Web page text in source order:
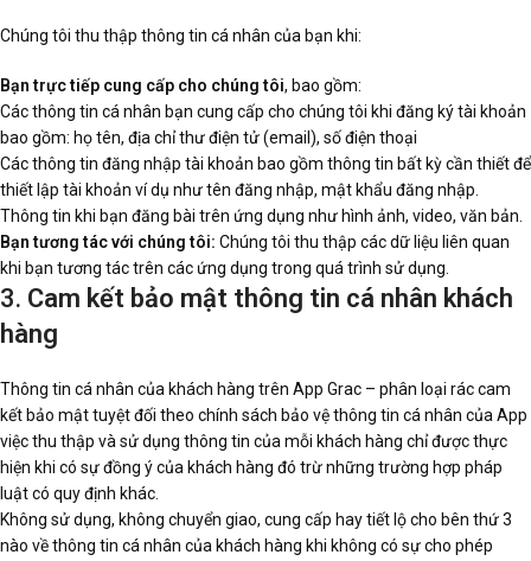
Chúng tôi thu thập thông tin cá nhân của bạn khi:
Bạn trực tiếp cung cấp cho chúng tôi, bao gồm:
Các thông tin cá nhân bạn cung cấp cho chúng tôi khi đăng ký tài khoản
bao gồm: họ tên, địa chỉ thư điện tử (email), số điện thoại
Các thông tin đăng nhập tài khoản bao gồm thông tin bất kỳ cần thiết để
thiết lập tài khoản ví dụ như tên đăng nhập, mật khẩu đăng nhập.
Thông tin khi bạn đăng bài trên ứng dụng như hình ảnh, video, văn bản.
Bạn tương tác với chúng tôi: Chúng tôi thu thập các dữ liệu liên quan
khi bạn tương tác trên các ứng dụng trong quá trình sử dụng.
3. Cam kết bảo mật thông tin cá nhân khách
hàng
Thông tin cá nhân của khách hàng trên App Grac – phân loại rác cam
kết bảo mật tuyệt đối theo chính sách bảo vệ thông tin cá nhân của App
việc thu thập và sử dụng thông tin của mỗi khách hàng chỉ được thực
hiện khi có sự đồng ý của khách hàng đó trừ những trường hợp pháp
luật có quy định khác.
Không sử dụng, không chuyển giao, cung cấp hay tiết lộ cho bên thứ 3
nào về thông tin cá nhân của khách hàng khi không có sự cho phép